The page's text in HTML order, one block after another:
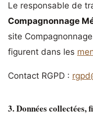
Le responsable de
Compagnonnage
site
figurent dans les
Contact RGPD :
3. Données collectées,